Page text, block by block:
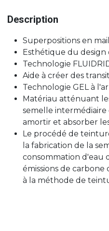
Description
Superpositions en
Esthétique du design
Technologie
Aide à créer des
Technologie GEL à
Matériau atténuant
semelle
amortir et absorber
Le procédé de
la fabrication de la
consommation d'eau
émissions de
à la méthode de